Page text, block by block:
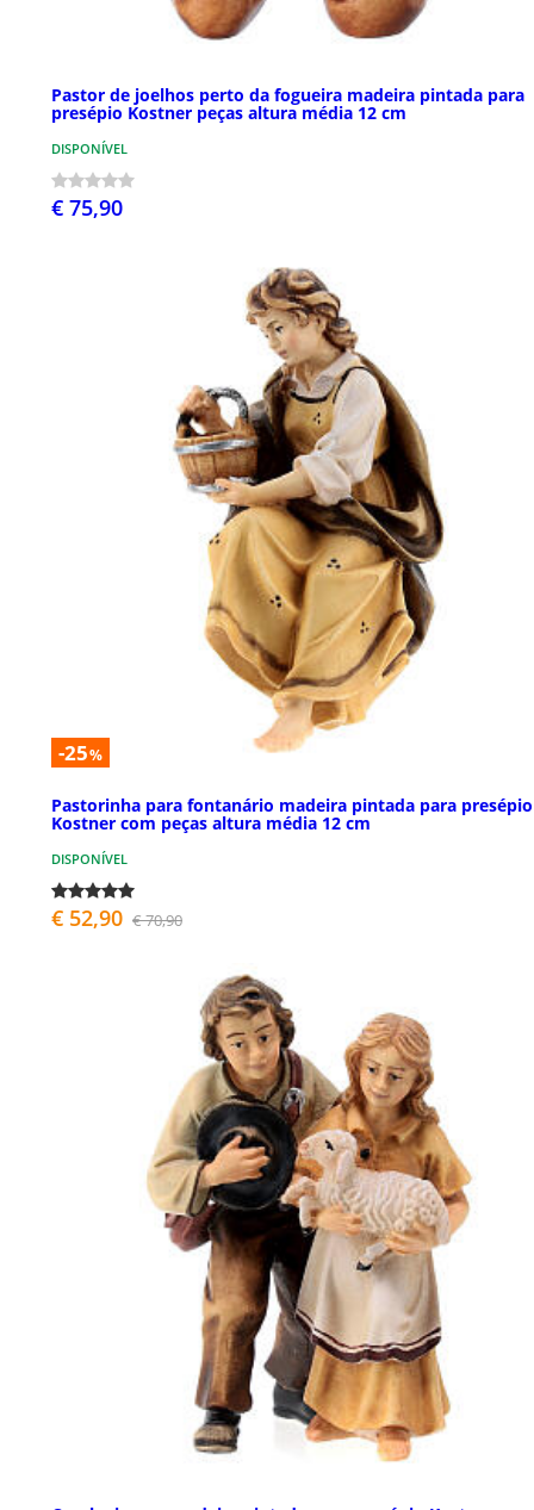
Pastor de joelhos perto da fogueira madeira pintada para
presépio Kostner peças altura média 12 cm
DISPONÍVEL
€ 75,90
-25%
Pastorinha para fontanário madeira pintada para presépio
Kostner com peças altura média 12 cm
DISPONÍVEL
€ 52,90 € 70,90